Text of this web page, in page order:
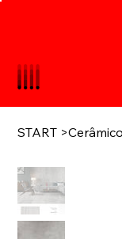
START >